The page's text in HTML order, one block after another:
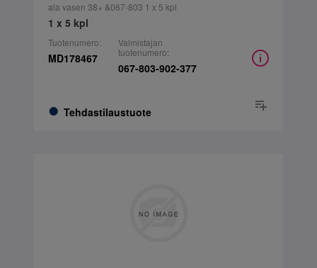
ala vasen 38+ &067-803 1 x 5 kpl
1 x 5 kpl
Tuotenumero:
MD178467
Tehdastilaustuote
Valmistajan
tuotenumero:
067-803-902-377